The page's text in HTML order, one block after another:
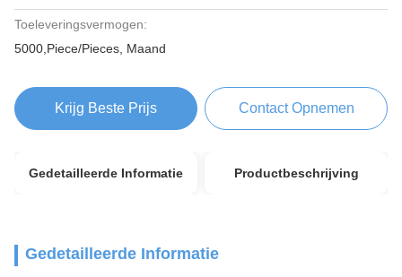
Toeleveringsvermogen:
5000,Piece/Pieces, Maand
Krijg Beste Prijs Contact Opnemen
Gedetailleerde Informatie Productbeschrijving
Gedetailleerde Informatie